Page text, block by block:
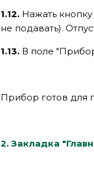
1.12. Нажать
не подавать).
1.13. В поле
Прибор готов для
2. Закладка